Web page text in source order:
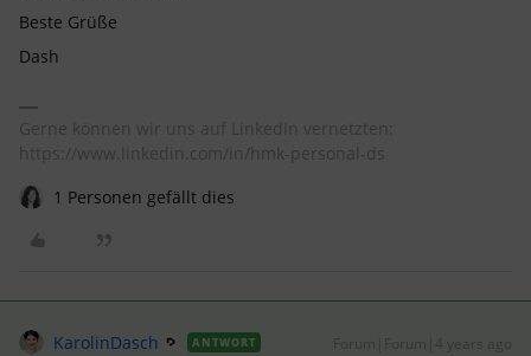
Beste Grüße
Dash
Gerne können wir uns auf LinkedIn vernetzten:
https://www.linkedin.com/in/hmk-personal-ds
1 Personen gefällt dies
KarolinDasch ANTWORT